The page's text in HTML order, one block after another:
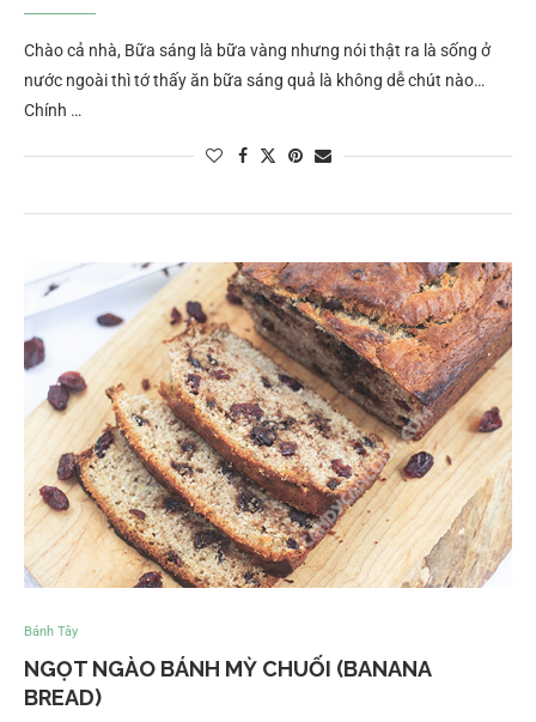
Chào cả nhà, Bữa sáng là bữa vàng nhưng nói thật ra là sống ở
nước ngoài thì tớ thấy ăn bữa sáng quả là không dễ chút nào…
Chính …
Bánh Tây
NGỌT NGÀO BÁNH MỲ CHUỐI (BANANA
BREAD)